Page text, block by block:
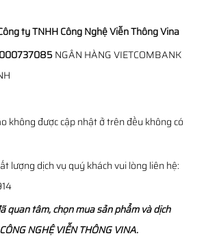
ty TNHH Công Nghệ Viễn Thông Vina
NGÂN HÀNG VIETCOMBANK
không được cập nhật ở trên đều không có
lượng dịch vụ quý khách vui lòng liên hệ:
quan tâm, chọn mua sản phẩm và dịch
NGHỆ VIỄN THÔNG VINA.